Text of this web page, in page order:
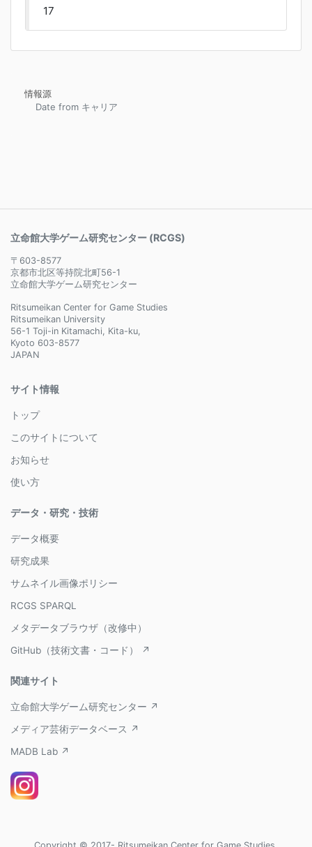
17
情報源
Date from キャリア
立命館大学ゲーム研究センター (RCGS)
〒603-8577
京都市北区等持院北町56-1
立命館大学ゲーム研究センター
Ritsumeikan Center for Game Studies
Ritsumeikan University
56-1 Toji-in Kitamachi, Kita-ku,
Kyoto 603-8577
JAPAN
サイト情報
トップ
このサイトについて
お知らせ
使い方
データ・研究・技術
データ概要
研究成果
サムネイル画像ポリシー
RCGS SPARQL
メタデータブラウザ（改修中）
GitHub（技術文書・コード） ↗
関連サイト
立命館大学ゲーム研究センター ↗
メディア芸術データベース ↗
MADB Lab ↗